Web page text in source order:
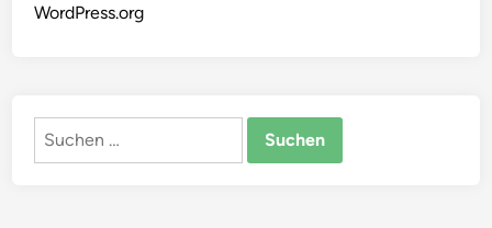
WordPress.org
Suchen